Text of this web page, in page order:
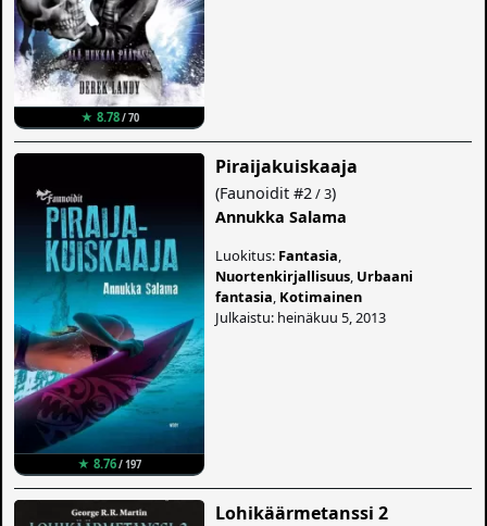
★ 8.78/ 70
★ 8.76/ 197
Piraijakuiskaaja
(Faunoidit #2 / 3)
Annukka Salama
Luokitus: Fantasia
Nuortenkirjallisuus Urbaani
fantasia Kotimainen
Julkaistu: heinäkuu 5, 2013
Lohikäärmetanssi 2